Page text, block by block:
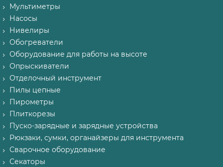
Мультиметры
Насосы
Нивелиры
Обогреватели
Оборудование для работы на высоте
Опрыскиватели
Отделочный инструмент
Пилы цепные
Пирометры
Плиткорезы
Пуско-зарядные и зарядные устройства
Рюкзаки, сумки, органайзеры для инструмента
Сварочное оборудование
Секаторы